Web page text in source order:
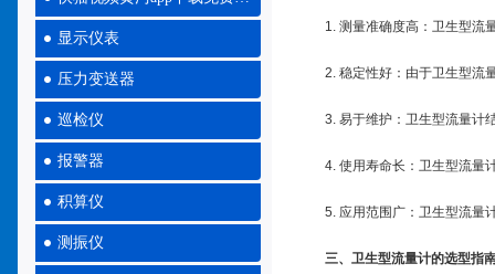
显示仪表
压力变送器
巡检仪
报警器
积算仪
测振仪
1. 测量准确度高：卫生型
2. 稳定性好：由于卫生型流
3. 易于维护：卫生型流量计结
4. 使用寿命长：卫生型流量计
5. 应用范围广：卫生型流量计
三、卫生型流量计的选型指